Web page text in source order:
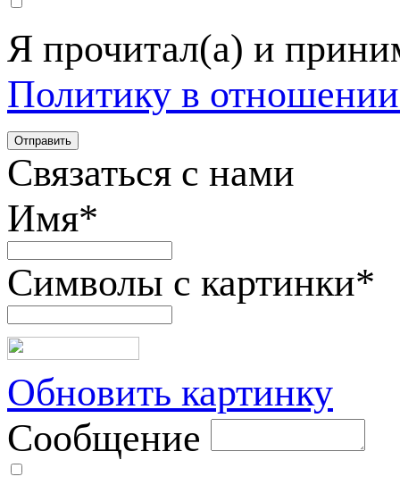
Я прочитал(а) и
Политику в
Связаться с нами
Имя*
Символы с картинки*
Обновить картинку
Сообщение